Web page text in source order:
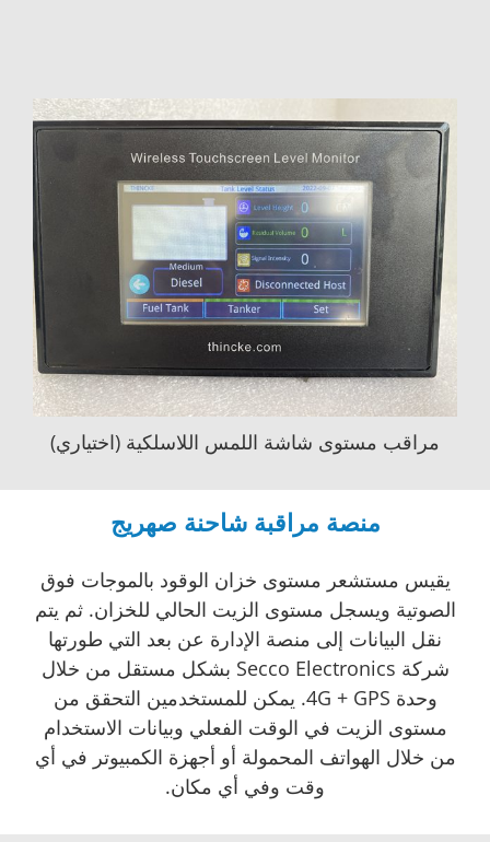
مراقب مستوى شاشة اللمس اللاسلكية (اختياري)
منصة مراقبة شاحنة صهريج
يقيس مستشعر مستوى خزان الوقود بالموجات فوق
الصوتية ويسجل مستوى الزيت الحالي للخزان. ثم يتم
نقل البيانات إلى منصة الإدارة عن بعد التي طورتها
شركة Secco Electronics بشكل مستقل من خلال
وحدة 4G + GPS. يمكن للمستخدمين التحقق من
مستوى الزيت في الوقت الفعلي وبيانات الاستخدام
من خلال الهواتف المحمولة أو أجهزة الكمبيوتر في أي
وقت وفي أي مكان.